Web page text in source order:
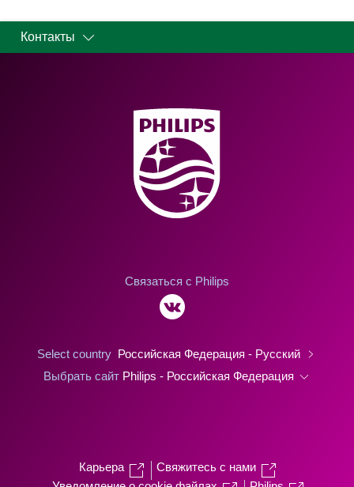
Контакты
Связаться с Philips
Select country Российская Федерация - Русский
Выбрать сайт Philips - Российская Федерация
Карьера
Свяжитесь с нами